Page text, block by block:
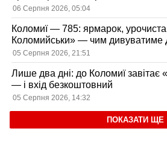
06 Серпня 2026, 05:04
Коломиї — 785: ярмарок,
Коломийськи» — чим дивуватиме
05 Серпня 2026, 21:51
Лише два дні: до Коломиї завітає
— і вхід безкоштовний
05 Серпня 2026, 14:32
ПОКАЗАТИ ЩЕ